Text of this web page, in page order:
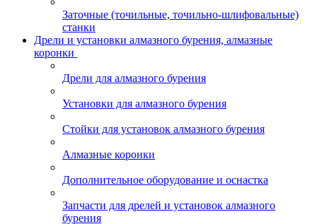
Заточные (точильные, точильно-шлифовальные)
станки
Дрели и установки алмазного бурения, алмазные
коронки
Дрели для алмазного бурения
Установки для алмазного бурения
Стойки для установок алмазного бурения
Алмазные коронки
Дополнительное оборудование и оснастка
Запчасти для дрелей и установок алмазного
бурения